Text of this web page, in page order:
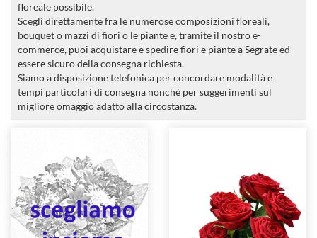
floreale possibile.
Scegli direttamente fra le numerose composizioni floreali,
bouquet o mazzi di fiori o le piante e, tramite il nostro e-
commerce, puoi acquistare e spedire fiori e piante a Segrate ed
essere sicuro della consegna richiesta.
Siamo a disposizione telefonica per concordare modalità e
tempi particolari di consegna nonché per suggerimenti sul
migliore omaggio adatto alla circostanza.